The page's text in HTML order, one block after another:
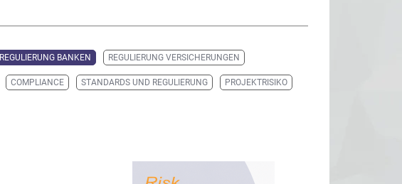
REGULIERUNG BANKEN REGULIERUNG VERSICHERUNGEN
COMPLIANCE STANDARDS UND REGULIERUNG PROJEKTRISIKO